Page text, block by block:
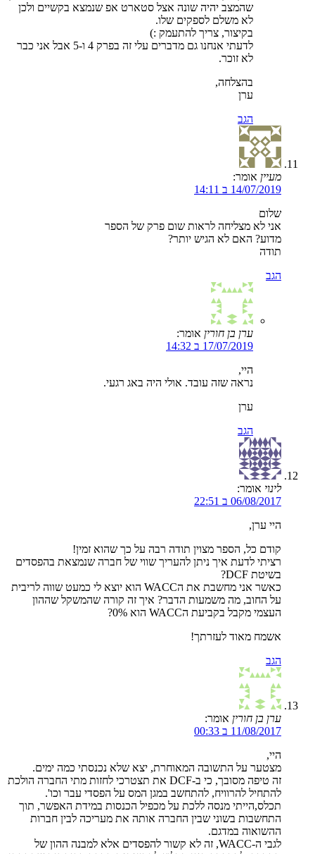
שהמצב יהיה שונה אצל סטארט אפ שנמצא בקשיים ולכן
לא משלם לספקים שלו.
בקיצור, צריך להתעמק :)
לדעתי אנחנו גם מדברים עלי זה בפרק 4 ו-5 אבל אני כבר
לא זוכר.
בהצלחה,
ערן
הגב
מעיין אומר:
14/07/2019 ב 14:11
שלום
אני לא מצליחה לראות שום פרק של הספר
מדוע? האם לא הגיש יותר?
תודה
הגב
ערן בן חורין אומר:
17/07/2019 ב 14:32
היי,
נראה שזה עובד. אולי היה באג רגעי.
ערן
הגב
לינוי אומר:
06/08/2017 ב 22:51
היי ערן,
קודם כל, הספר מצוין תודה רבה על כך שהוא זמין!
רציתי לדעת איך ניתן להעריך שווי של חברה שנמצאת בהפסדים
בשיטת DCF?
כאשר אני מחשבת את הWACC הוא יוצא לי כמעט שווה לריבית
על החוב, מה משמעות הדבר? איך זה קורה שהמשקל שההון
העצמי מקבל בקביעת הWACC הוא 0%?
אשמח מאוד לעזרתך!
הגב
ערן בן חורין אומר:
11/08/2017 ב 00:33
היי,
מצטער על התשובה המאוחרת, יצא שלא נכנסתי כמה ימים.
זה טיפה מסובך, כי ב-DCF את תצטרכי לחזות מתי החברה הולכת
להתחיל להרוויח, להתחשב במגן המס על הפסדי עבר וכו'.
תכלס,הייתי מנסה ללכת על מכפיל הכנסות במידת האפשר, תוך
התחשבות בשוני שבין החברה אותה את מעריכה לבין חברות
ההשואוה במדגם.
לגבי ה-WACC, זה לא קשור להפסדים אלא למבנה ההון של